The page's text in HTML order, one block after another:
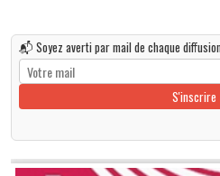
📬 Soyez averti par mail de chaque diffusion
S'inscrire